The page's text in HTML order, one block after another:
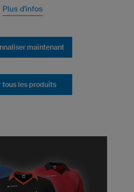
Plus d'infos
maintenant
tous les produits